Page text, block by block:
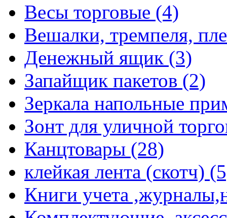
Весы торговые (4)
Вешалки, тремпеля,
Денежный ящик (3)
Запайщик пакетов (2)
Зеркала напольные
Зонт для уличной
Канцтовары (28)
клейкая лента (скотч)
Книги учета